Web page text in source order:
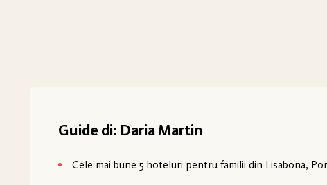
Guide di: Daria Martin
Cele mai bune 5 hoteluri pentru familii din Lisabona,